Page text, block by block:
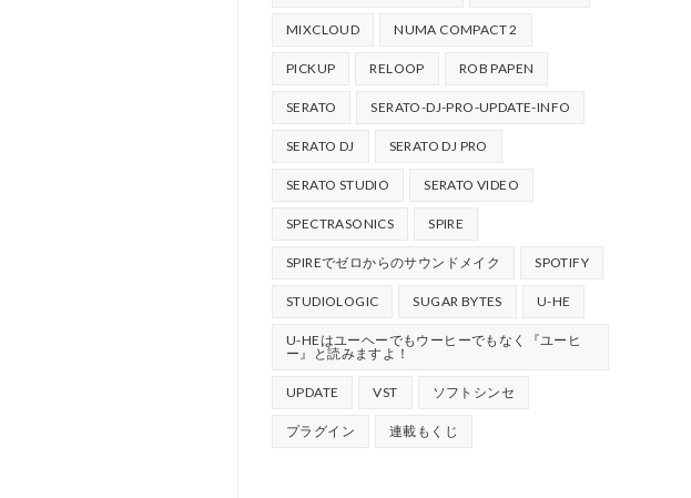
MIXCLOUD NUMA COMPACT 2
PICKUP RELOOP ROB PAPEN
SERATO SERATO-DJ-PRO-UPDATE-INFO
SERATO DJ SERATO DJ PRO
SERATO STUDIO SERATO VIDEO
SPECTRASONICS SPIRE
SPIREでゼロからのサウンドメイク SPOTIFY
STUDIOLOGIC SUGAR BYTES U-HE
U-HEはユーヘーでもウーヒーでもなく『ユーヒ
ー』と読みますよ！
UPDATE VST ソフトシンセ
プラグイン 連載もくじ